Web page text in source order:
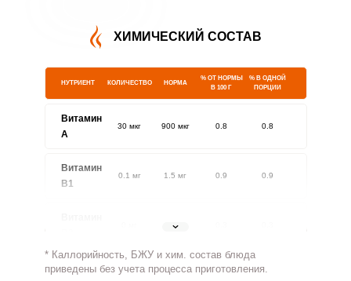
ХИМИЧЕСКИЙ СОСТАВ
НУТРИЕНТ КОЛИЧЕСТВО НОРМА
% ОТ НОРМЫ
В 100 Г
% В ОДНОЙ
ПОРЦИИ
Витамин
A
30 мкг 900 мкг 0.8 0.8
Витамин
В1
0.1 мг 1.5 мг 0.9 0.9
1.8 мг
Витамин
7 мг 500 мг 0.3 0.4
* Каллорийность, БЖУ и хим. состав блюда
приведены без учета процесса приготовления.